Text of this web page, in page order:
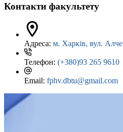
Контакти факультету
Адреса: м. Харків, вул.
Телефон: (+380)93 265 9610
Email: fphv.dbtu@gmail.com